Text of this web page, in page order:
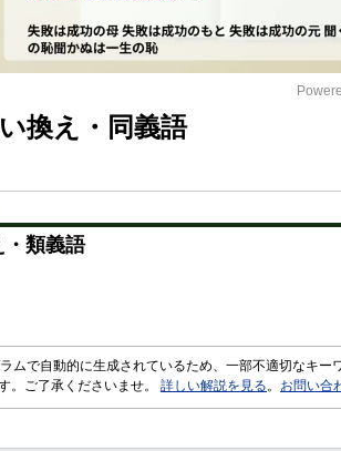
換え・同義語
・類義語
ムで自動的に生成されているため、一部不適切なキー
。ご了承くださいませ。 詳しい解説を見る 。 お問い合